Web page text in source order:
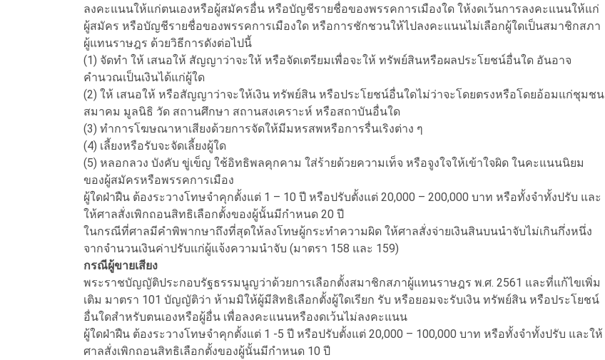
ลงคะแนนให้แก่ตนเองหรือผู้สมัครอื่น หรือบัญชีรายชื่อของพรรคการเมืองใด ให้งดเว้นการลงคะแนนให้แก่
ผู้สมัคร หรือบัญชีรายชื่อของพรรคการเมืองใด หรือการชักชวนให้ไปลงคะแนนไม่เลือกผู้ใดเป็นสมาชิกสภา
ผู้แทนราษฎร ด้วยวิธีการดังต่อไปนี้
(1) จัดทำ ให้ เสนอให้ สัญญาว่าจะให้ หรือจัดเตรียมเพื่อจะให้ ทรัพย์สินหรือผลประโยชน์อื่นใด อันอาจ
คำนวณเป็นเงินได้แก่ผู้ใด
(2) ให้ เสนอให้ หรือสัญญาว่าจะให้เงิน ทรัพย์สิน หรือประโยชน์อื่นใดไม่ว่าจะโดยตรงหรือโดยอ้อมแก่ชุมชน
สมาคม มูลนิธิ วัด สถานศึกษา สถานสงเคราะห์ หรือสถาบันอื่นใด
(3) ทำการโฆษณาหาเสียงด้วยการจัดให้มีมหรสพหรือการรื่นเริงต่าง ๆ
(4) เลี้ยงหรือรับจะจัดเลี้ยงผู้ใด
(5) หลอกลวง บังคับ ขู่เข็ญ ใช้อิทธิพลคุกคาม ใส่ร้ายด้วยความเท็จ หรือจูงใจให้เข้าใจผิด ในคะแนนนิยม
ของผู้สมัครหรือพรรคการเมือง
ผู้ใดฝ่าฝืน ต้องระวางโทษจำคุกตั้งแต่ 1 – 10 ปี หรือปรับตั้งแต่ 20,000 – 200,000 บาท หรือทั้งจำทั้งปรับ และ
ให้ศาลสั่งเพิกถอนสิทธิเลือกตั้งของผู้นั้นมีกำหนด 20 ปี
ในกรณีที่ศาลมีคำพิพากษาถึงที่สุดให้ลงโทษผู้กระทำความผิด ให้ศาลสั่งจ่ายเงินสินบนนำจับไม่เกินกึ่งหนึ่ง
จากจำนวนเงินค่าปรับแก่ผู้แจ้งความนำจับ (มาตรา 158 และ 159)
กรณีผู้ขายเสียง
พระราชบัญญัติประกอบรัฐธรรมนูญว่าด้วยการเลือกตั้งสมาชิกสภาผู้แทนราษฎร พ.ศ. 2561 และที่แก้ไขเพิ่ม
เติม มาตรา 101 บัญญัติว่า ห้ามมิให้ผู้มีสิทธิเลือกตั้งผู้ใดเรียก รับ หรือยอมจะรับเงิน ทรัพย์สิน หรือประโยชน์
อื่นใดสำหรับตนเองหรือผู้อื่น เพื่อลงคะแนนหรืองดเว้นไม่ลงคะแนน
ผู้ใดฝ่าฝืน ต้องระวางโทษจำคุกตั้งแต่ 1 -5 ปี หรือปรับตั้งแต่ 20,000 – 100,000 บาท หรือทั้งจำทั้งปรับ และให้
ศาลสั่งเพิกถอนสิทธิเลือกตั้งของผู้นั้นมีกำหนด 10 ปี